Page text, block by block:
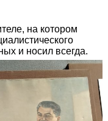
на котором
и носил всегда.